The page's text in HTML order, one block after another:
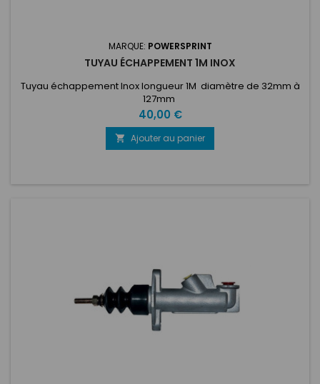
MARQUE: POWERSPRINT
TUYAU ÉCHAPPEMENT 1M INOX
Tuyau échappement Inox longueur 1M diamètre de 32mm à
127mm
Prix
40,00 €
 Ajouter au panier